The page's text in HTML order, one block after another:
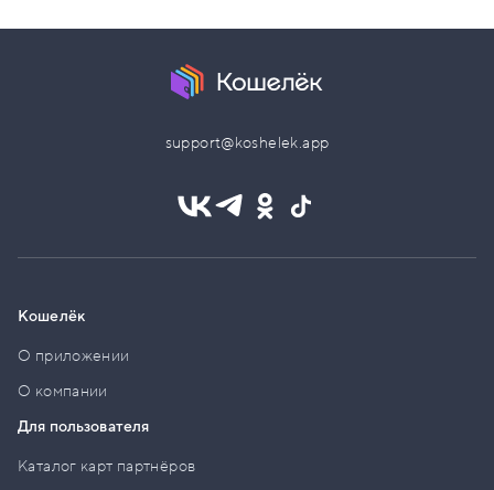
support@koshelek.app
Кошелёк
О приложении
О компании
Для пользователя
Каталог карт партнёров